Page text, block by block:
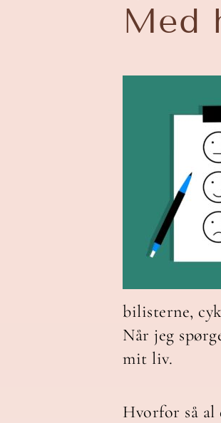
Med
bilisterne,
Når jeg
mit liv.
Hvorfor så al